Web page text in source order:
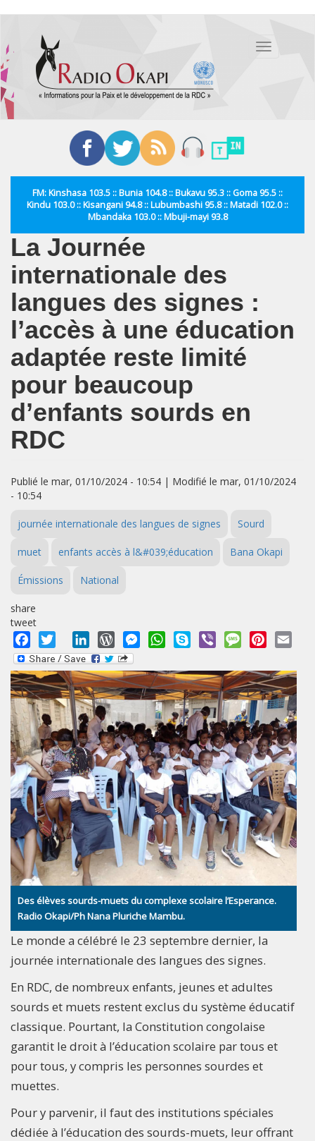
contenu
principal
Toggle
FM: Kinshasa 103.5 :: Bunia 104.8 :: Bukavu 95.3 :: Goma 95.5 ::
Kindu 103.0 :: Kisangani 94.8 :: Lubumbashi 95.8 :: Matadi 102.0 ::
Mbandaka 103.0 :: Mbuji-mayi 93.8
La Journée
internationale des
langues des signes :
l’accès à une éducation
adaptée reste limité
pour beaucoup
d’enfants sourds en
RDC
Publié le mar, 01/10/2024 - 10:54 | Modifié le mar, 01/10/2024
- 10:54
journée internationale des langues de signes Sourd
muet enfants accès à l&#039;éducation Bana Okapi
Émissions National
share
tweet
Facebook
Twitter LinkedInWordPressMessengerWhatsApp
Skype Viber MessagePinterest
Des élèves sourds-muets du complexe scolaire l’Esperance.
Radio Okapi/Ph Nana Pluriche Mambu.
Le monde a célébré le 23 septembre dernier, la
journée internationale des langues des signes.
En RDC, de nombreux enfants, jeunes et adultes
sourds et muets restent exclus du système éducatif
classique. Pourtant, la Constitution congolaise
garantit le droit à l’éducation scolaire par tous et
pour tous, y compris les personnes sourdes et
muettes.
Pour y parvenir, il faut des institutions spéciales
dédiée à l’éducation des sourds-muets, leur offrant